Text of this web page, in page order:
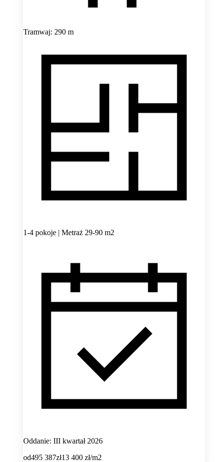
Tramwaj: 290 m
1-4 pokoje | Metraż 29-90 m2
Oddanie: III kwartał 2026
od495 387zł13 400 zł/m2